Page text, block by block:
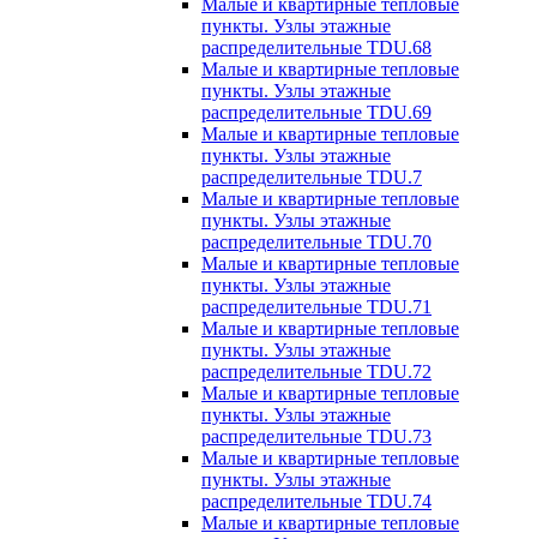
Малые и квартирные тепловые
пункты. Узлы этажные
распределительные TDU.68
Малые и квартирные тепловые
пункты. Узлы этажные
распределительные TDU.69
Малые и квартирные тепловые
пункты. Узлы этажные
распределительные TDU.7
Малые и квартирные тепловые
пункты. Узлы этажные
распределительные TDU.70
Малые и квартирные тепловые
пункты. Узлы этажные
распределительные TDU.71
Малые и квартирные тепловые
пункты. Узлы этажные
распределительные TDU.72
Малые и квартирные тепловые
пункты. Узлы этажные
распределительные TDU.73
Малые и квартирные тепловые
пункты. Узлы этажные
распределительные TDU.74
Малые и квартирные тепловые